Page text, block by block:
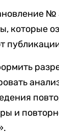
№
которые
и